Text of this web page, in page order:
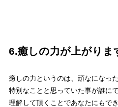
6.癒しの力が上がりま
癒しの力というのは、頑なになっ
特別なことと思っていた事が誰に
理解して頂くことであなたにもで